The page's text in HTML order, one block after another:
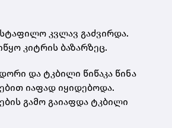
კვლავ გაძვირდა.
კიტრის ბაზარზეც.
და ტკბილი წიწაკა წინა
იაფად იყიდებოდა.
გამო გაიაფდა ტკბილი